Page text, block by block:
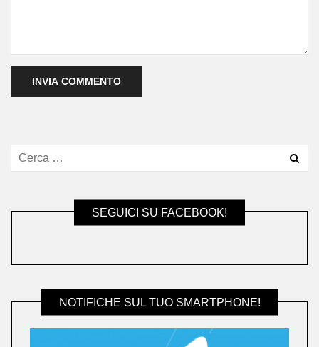
SEGUICI SU FACEBOOK!
NOTIFICHE SUL TUO SMARTPHONE!